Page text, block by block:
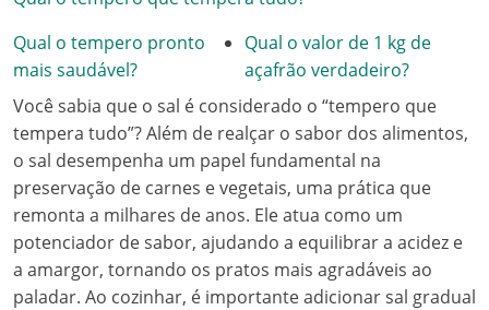
Qual o tempero pronto
mais saudável?
Qual o valor de 1 kg de
açafrão verdadeiro?
Você sabia que o sal é considerado o “tempero que
tempera tudo”? Além de realçar o sabor dos alimentos,
o sal desempenha um papel fundamental na
preservação de carnes e vegetais, uma prática que
remonta a milhares de anos. Ele atua como um
potenciador de sabor, ajudando a equilibrar a acidez e
a amargor, tornando os pratos mais agradáveis ao
paladar. Ao cozinhar, é importante adicionar sal gradual